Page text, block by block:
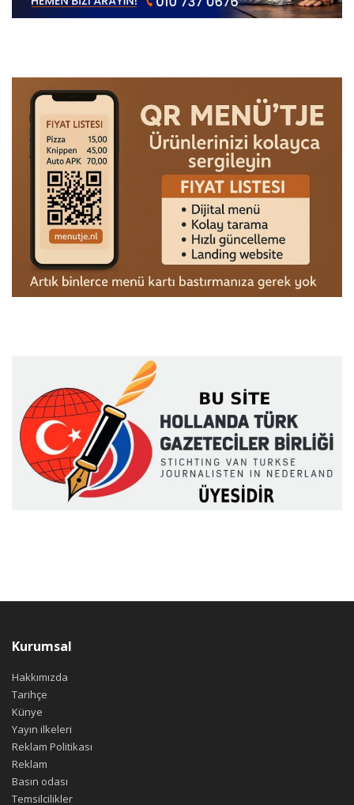
Kurumsal
Hakkımızda
Tarihçe
Künye
Yayın ilkeleri
Reklam Politikası
Reklam
Basın odası
Temsilcilikler